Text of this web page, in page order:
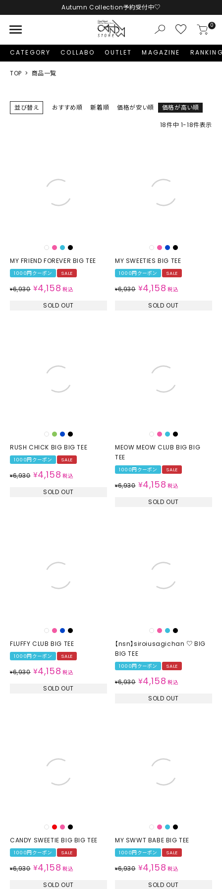
LINE友だち追加 + ID連携で1,000円OFFクーポンプレゼント
menu 0
CATEGORY COLLABO OUTLET MAGAZINE
TOP 商品一覧
並び替え おすすめ順 新着順 価格が安い順 価格が高い順
18件中 1-18件表示
MY FRIEND FOREVER BIG TEE
1000円クーポン SALE
¥6,930 ¥4,158 税込
SOLD OUT
MY SWEETIES BIG TEE
1000円クーポン SALE
¥6,930 ¥4,158 税込
SOLD OUT
RUSH CHICK BIG BIG TEE
1000円クーポン SALE
¥6,930 ¥4,158 税込
SOLD OUT
MEOW MEOW CLUB BIG BIG
TEE
1000円クーポン SALE
¥6,930 ¥4,158 税込
SOLD OUT
FLUFFY CLUB BIG TEE
1000円クーポン SALE
¥6,930 ¥4,158 税込
SOLD OUT
【nsn】siroiusagichan ♡ BIG
BIG TEE
1000円クーポン SALE
¥6,930 ¥4,158 税込
SOLD OUT
CANDY SWEETIE BIG BIG TEE
1000円クーポン SALE
¥6,930 ¥4,158 税込
SOLD OUT
MY SWWT BABE BIG TEE
1000円クーポン SALE
¥6,930 ¥4,158 税込
SOLD OUT